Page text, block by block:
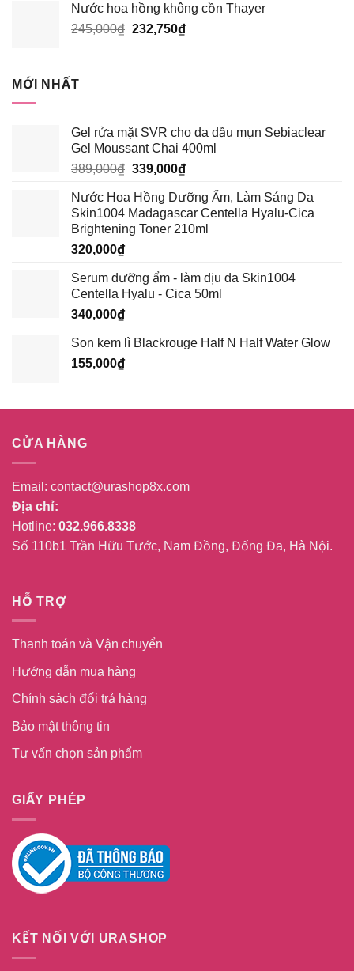
195,000₫.là:
185,250₫.
Nước hoa hồng không cồn Thayer
245,000₫ Giá
232,750₫Giá
MỚI NHẤT
Gel rửa mặt SVR cho da dầu mụn Sebiaclear
Gel Moussant Chai 400ml
389,000₫ Giá
là:
389,000₫.
339,000₫Giá
tại
là:
339,000₫.
Nước Hoa Hồng Dưỡng Ẩm, Làm Sáng Da
Skin1004 Madagascar Centella Hyalu-Cica
Brightening Toner 210ml
320,000₫
Serum dưỡng ẩm - làm dịu da Skin1004
Centella Hyalu - Cica 50ml
340,000₫
Son kem lì Blackrouge Half N Half Water Glow
155,000₫
CỬA HÀNG
Email: contact@urashop8x.com
Địa chỉ:
Hotline: 032.966.8338
Số 110b1 Trần Hữu Tước, Nam Đồng, Đống Đa, Hà Nội.
HỖ TRỢ
Thanh toán và Vận chuyển
Hướng dẫn mua hàng
Chính sách đổi trả hàng
Bảo mật thông tin
Tư vấn chọn sản phẩm
GIẤY PHÉP
KẾT NỐI VỚI URASHOP